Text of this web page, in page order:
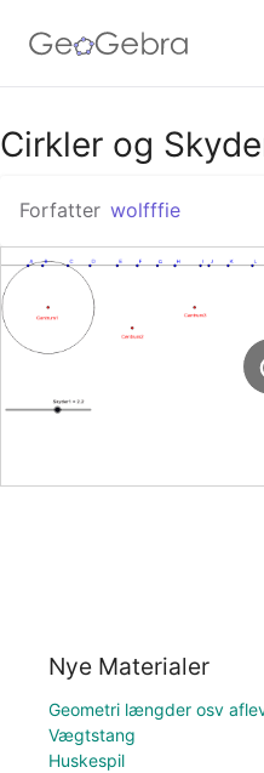
Google Classroom
GeoGebra Classroom
Cirkler og
Forfatter wolfffie
Nye Materialer
Geometri længder osv
Vægtstang
Huskespil